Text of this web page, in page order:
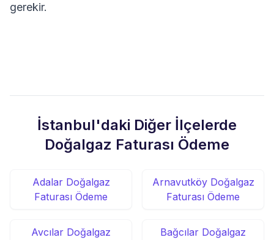
gerekir.
İstanbul'daki Diğer İlçelerde
Doğalgaz Faturası Ödeme
Adalar Doğalgaz
Faturası Ödeme
Arnavutköy Doğalgaz
Faturası Ödeme
Avcılar Doğalgaz
Bağcılar Doğalgaz